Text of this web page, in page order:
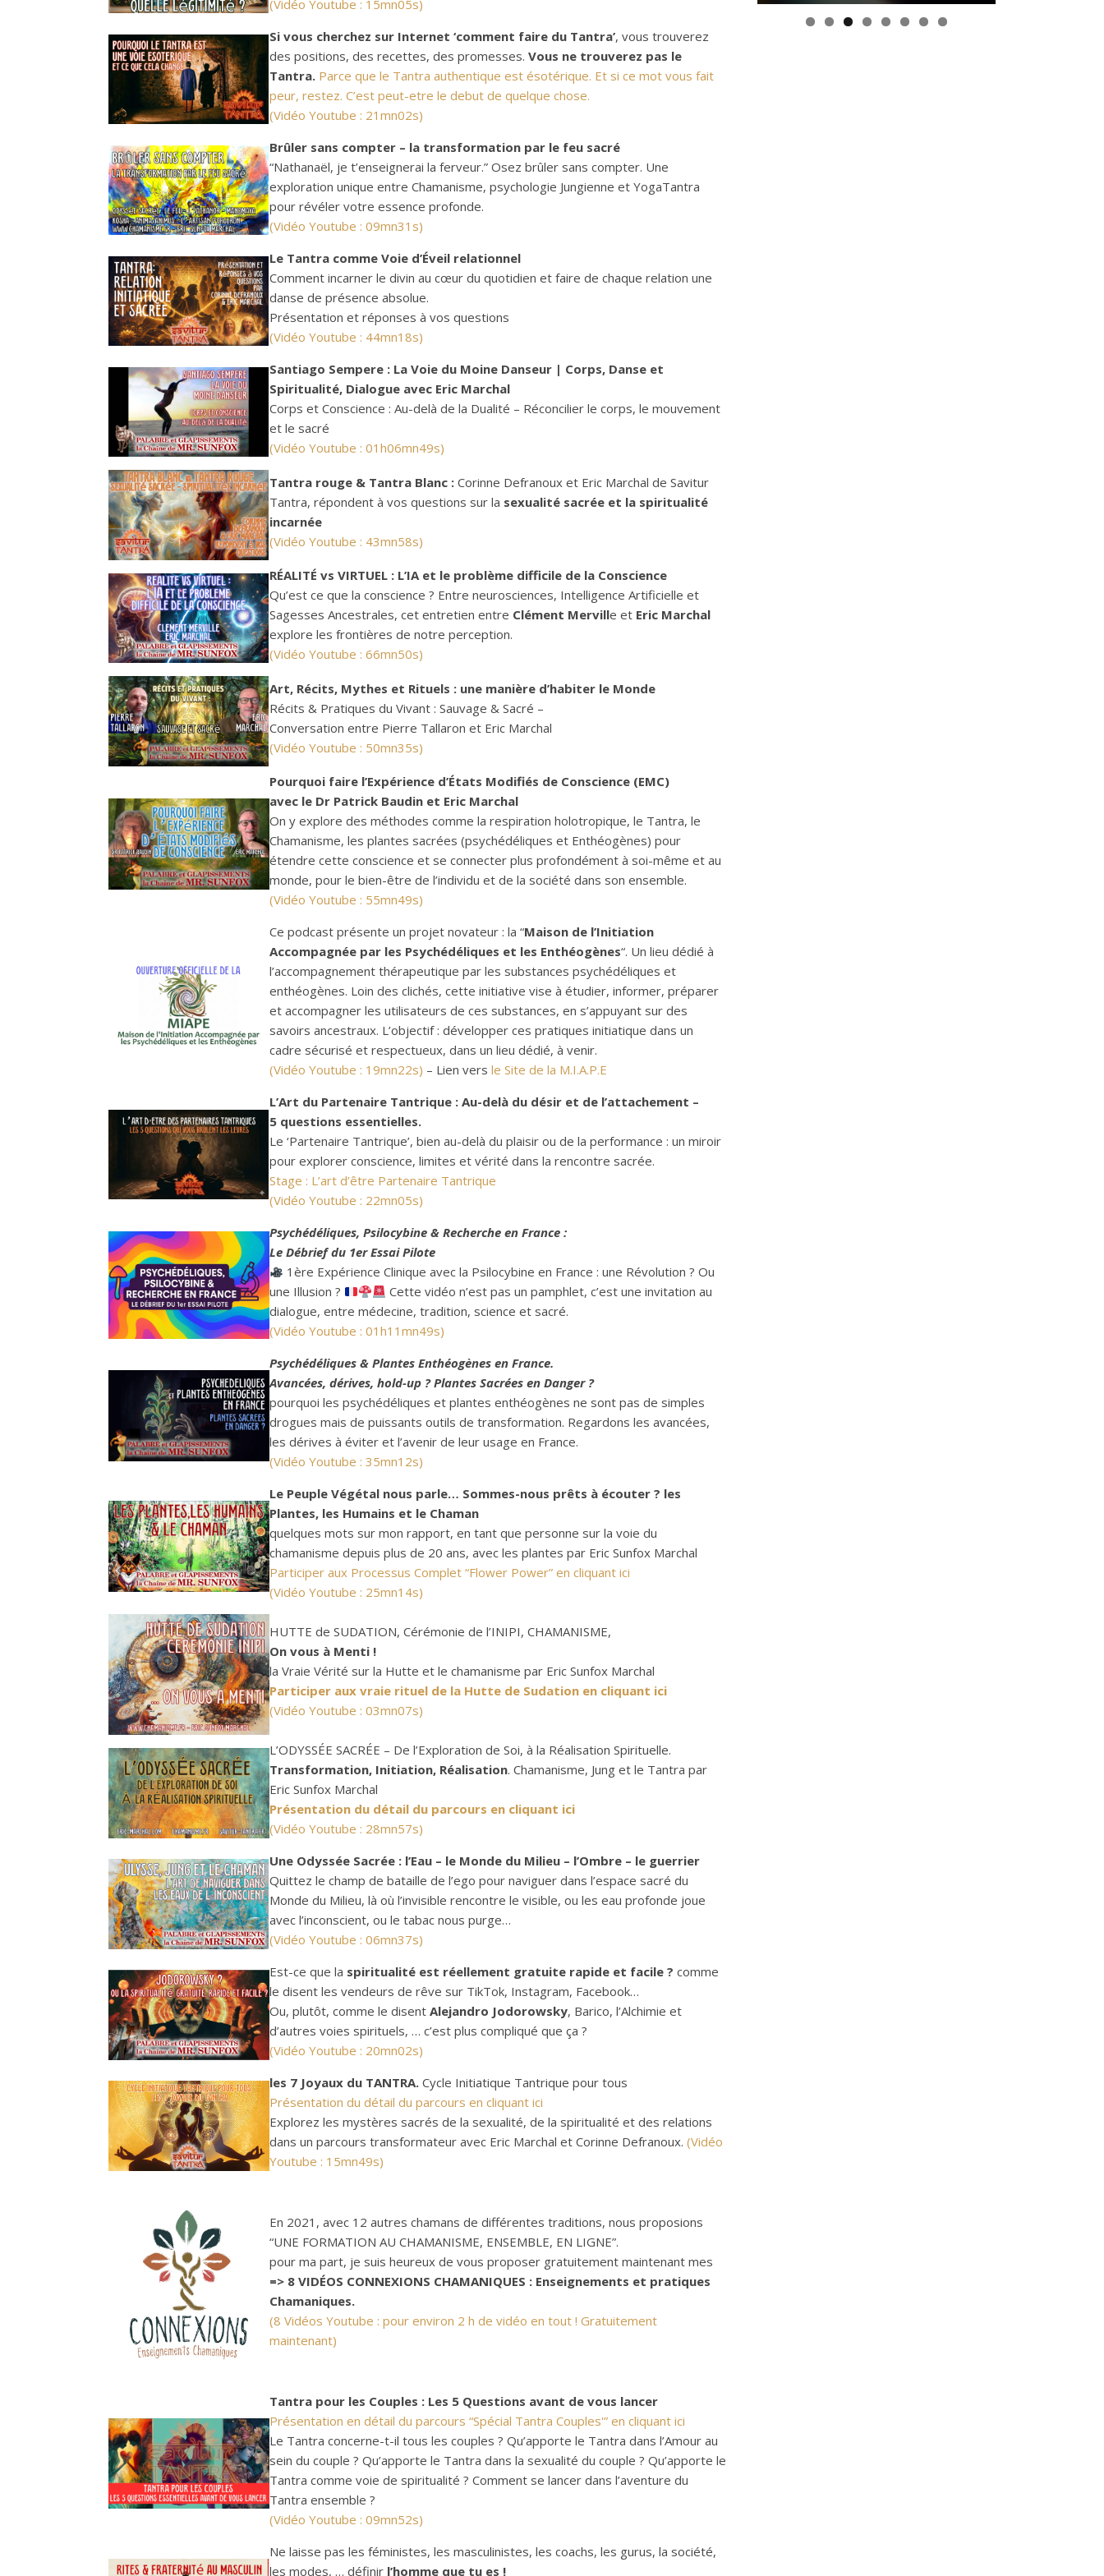
(Vidéo Youtube : 15mn05s)
Si vous cherchez sur Internet ‘comment faire du Tantra’, vous trouverez
des positions, des recettes, des promesses. Vous ne trouverez pas le
Tantra. Parce que le Tantra authentique est ésotérique. Et si ce mot vous fait
peur, restez. C’est peut-etre le debut de quelque chose.
(Vidéo Youtube : 21mn02s)
Brûler sans compter – la transformation par le feu sacré
“Nathanaël, je t’enseignerai la ferveur.” Osez brûler sans compter. Une
exploration unique entre Chamanisme, psychologie Jungienne et YogaTantra
pour révéler votre essence profonde.
(Vidéo Youtube : 09mn31s)
Le Tantra comme Voie d’Éveil relationnel
Comment incarner le divin au cœur du quotidien et faire de chaque relation une
danse de présence absolue.
Présentation et réponses à vos questions
(Vidéo Youtube : 44mn18s)
Santiago Sempere : La Voie du Moine Danseur | Corps, Danse et
Spiritualité, Dialogue avec Eric Marchal
Corps et Conscience : Au-delà de la Dualité – Réconcilier le corps, le mouvement
et le sacré
(Vidéo Youtube : 01h06mn49s)
Tantra rouge & Tantra Blanc : Corinne Defranoux et Eric Marchal de Savitur
Tantra, répondent à vos questions sur la sexualité sacrée et la spiritualité
incarnée
(Vidéo Youtube : 43mn58s)
RÉALITÉ vs VIRTUEL : L’IA et le problème difficile de la Conscience
Qu’est ce que la conscience ? Entre neurosciences, Intelligence Artificielle et
Sagesses Ancestrales, cet entretien entre Clément Merville et Eric Marchal
explore les frontières de notre perception.
(Vidéo Youtube : 66mn50s)
Art, Récits, Mythes et Rituels : une manière d’habiter le Monde
Récits & Pratiques du Vivant : Sauvage & Sacré –
Conversation entre Pierre Tallaron et Eric Marchal
(Vidéo Youtube : 50mn35s)
Pourquoi faire l’Expérience d’États Modifiés de Conscience (EMC)
avec le Dr Patrick Baudin et Eric Marchal
On y explore des méthodes comme la respiration holotropique, le Tantra, le
Chamanisme, les plantes sacrées (psychédéliques et Enthéogènes) pour
étendre cette conscience et se connecter plus profondément à soi-même et au
monde, pour le bien-être de l’individu et de la société dans son ensemble.
(Vidéo Youtube : 55mn49s)
Ce podcast présente un projet novateur : la “Maison de l’Initiation
Accompagnée par les Psychédéliques et les Enthéogènes“. Un lieu dédié à
l’accompagnement thérapeutique par les substances psychédéliques et
enthéogènes. Loin des clichés, cette initiative vise à étudier, informer, préparer
et accompagner les utilisateurs de ces substances, en s’appuyant sur des
savoirs ancestraux. L’objectif : développer ces pratiques initiatique dans un
cadre sécurisé et respectueux, dans un lieu dédié, à venir.
(Vidéo Youtube : 19mn22s) – Lien vers le Site de la M.I.A.P.E
L’Art du Partenaire Tantrique : Au-delà du désir et de l’attachement –
5 questions essentielles.
Le ‘Partenaire Tantrique’, bien au-delà du plaisir ou de la performance : un miroir
pour explorer conscience, limites et vérité dans la rencontre sacrée.
Stage : L’art d’être Partenaire Tantrique
(Vidéo Youtube : 22mn05s)
Psychédéliques, Psilocybine & Recherche en France :
Le Débrief du 1er Essai Pilote
1ère Expérience Clinique avec la Psilocybine en France : une Révolution ? Ou
une Illusion ?
Cette vidéo n’est pas un pamphlet, c’est une invitation au
dialogue, entre médecine, tradition, science et sacré.
(Vidéo Youtube : 01h11mn49s)
Psychédéliques & Plantes Enthéogènes en France.
Avancées, dérives, hold-up ? Plantes Sacrées en Danger ?
pourquoi les psychédéliques et plantes enthéogènes ne sont pas de simples
drogues mais de puissants outils de transformation. Regardons les avancées,
les dérives à éviter et l’avenir de leur usage en France.
(Vidéo Youtube : 35mn12s)
Le Peuple Végétal nous parle… Sommes-nous prêts à écouter ? les
Plantes, les Humains et le Chaman
quelques mots sur mon rapport, en tant que personne sur la voie du
chamanisme depuis plus de 20 ans, avec les plantes par Eric Sunfox Marchal
Participer aux Processus Complet “Flower Power” en cliquant ici
(Vidéo Youtube : 25mn14s)
HUTTE de SUDATION, Cérémonie de l’INIPI, CHAMANISME,
On vous à Menti !
la Vraie Vérité sur la Hutte et le chamanisme par Eric Sunfox Marchal
Participer aux vraie rituel de la Hutte de Sudation en cliquant ici
(Vidéo Youtube : 03mn07s)
L’ODYSSÉE SACRÉE – De l’Exploration de Soi, à la Réalisation Spirituelle.
Transformation, Initiation, Réalisation. Chamanisme, Jung et le Tantra par
Eric Sunfox Marchal
Présentation du détail du parcours en cliquant ici
(Vidéo Youtube : 28mn57s)
Une Odyssée Sacrée : l’Eau – le Monde du Milieu – l’Ombre – le guerrier
Quittez le champ de bataille de l’ego pour naviguer dans l’espace sacré du
Monde du Milieu, là où l’invisible rencontre le visible, ou les eau profonde joue
avec l’inconscient, ou le tabac nous purge…
(Vidéo Youtube : 06mn37s)
Est-ce que la spiritualité est réellement gratuite rapide et facile ? comme
le disent les vendeurs de rêve sur TikTok, Instagram, Facebook…
Ou, plutôt, comme le disent Alejandro Jodorowsky, Barico, l’Alchimie et
d’autres voies spirituels, … c’est plus compliqué que ça ?
(Vidéo Youtube : 20mn02s)
les 7 Joyaux du TANTRA.Cycle Initiatique Tantrique pour tous
Présentation du détail du parcours en cliquant ici
Explorez les mystères sacrés de la sexualité, de la spiritualité et des relations
dans un parcours transformateur avec Eric Marchal et Corinne Defranoux. (Vidéo
Youtube : 15mn49s)
En 2021, avec 12 autres chamans de différentes traditions, nous proposions
“UNE FORMATION AU CHAMANISME, ENSEMBLE, EN LIGNE”.
pour ma part, je suis heureux de vous proposer gratuitement maintenant mes
=> 8 VIDÉOS CONNEXIONS CHAMANIQUES : Enseignements et pratiques
Chamaniques.
(8 Vidéos Youtube : pour environ 2 h de vidéo en tout ! Gratuitement
maintenant)
Tantra pour les Couples : Les 5 Questions avant de vous lancer
Présentation en détail du parcours “Spécial Tantra Couples'” en cliquant ici
Le Tantra concerne-t-il tous les couples ? Qu’apporte le Tantra dans l’Amour au
sein du couple ? Qu’apporte le Tantra dans la sexualité du couple ? Qu’apporte le
Tantra comme voie de spiritualité ? Comment se lancer dans l’aventure du
Tantra ensemble ?
(Vidéo Youtube : 09mn52s)
Ne laisse pas les féministes, les masculinistes, les coachs, les gurus, la société,
les modes, … définir l’homme que tu es !